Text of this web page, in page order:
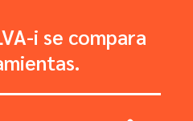
i se compara